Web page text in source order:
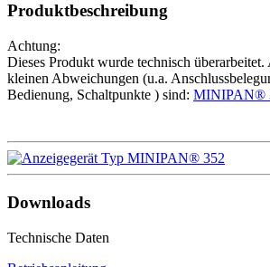
Produktbeschreibung
Achtung:
Dieses Produkt wurde technisch
kleinen Abweichungen (u.a.
Bedienung, Schaltpunkte ) sind: MINIPAN®
Downloads
Technische Daten